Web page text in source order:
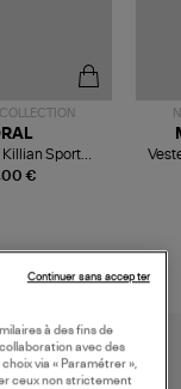
€
Killian Sport
à des fins de
avec des
via « Paramétrer »,
ceux non strictement
Continuer sans accepter